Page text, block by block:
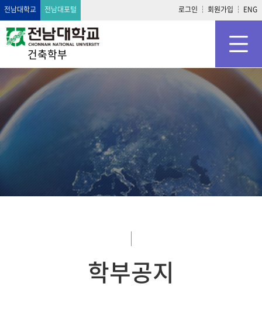
전남대학교 전남대포털 로그인 회원가입 ENG
건축학부
학부공지